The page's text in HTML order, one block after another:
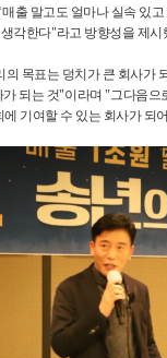
‘매출 말고도 얼마나 실속 있
각한다"라고 방향성을 제시
의 목표는 덩치가 큰 회사가
가 되는 것"이라며" 그다음으
에 기여할 수 있는 회사가 되